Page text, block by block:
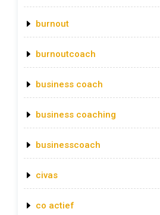
burnout
burnoutcoach
business coach
business coaching
businesscoach
civas
co actief